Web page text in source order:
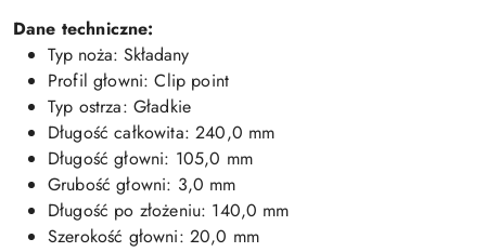
Dane techniczne:
Typ noża: Składany
Profil głowni: Clip point
Typ ostrza: Gładkie
Długość całkowita: 240,0 mm
Długość głowni: 105,0 mm
Grubość głowni: 3,0 mm
Długość po złożeniu: 140,0 mm
Szerokość głowni: 20,0 mm